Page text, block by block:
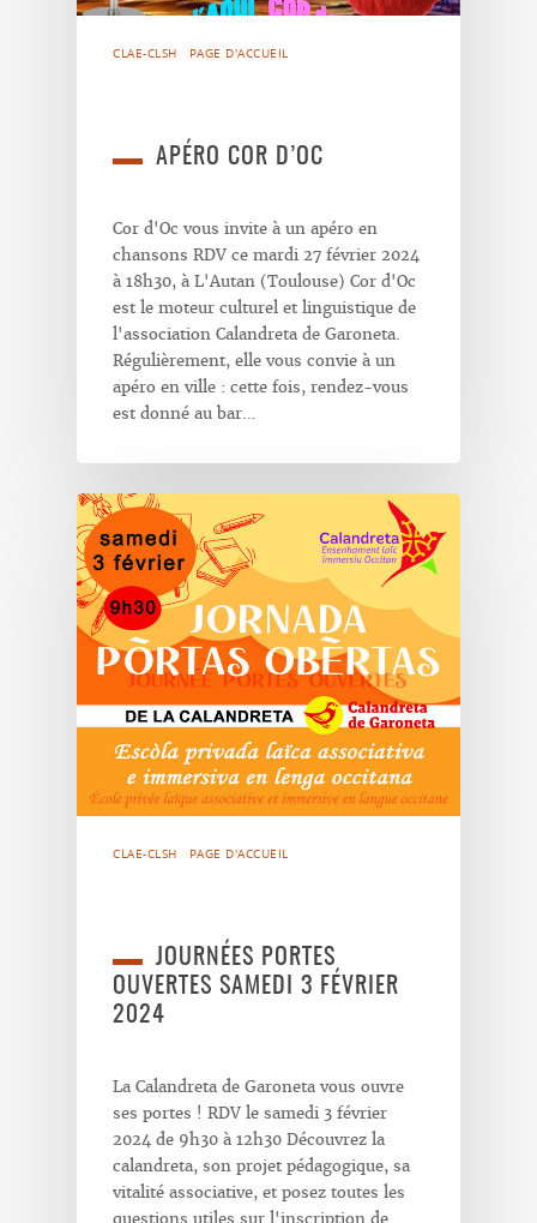
CLAE-CLSH PAGE D'ACCUEIL
APÉRO COR D’OC
Cor d'Oc vous invite à un apéro en
chansons RDV ce mardi 27 février 2024
à 18h30, à L'Autan (Toulouse) Cor d'Oc
est le moteur culturel et linguistique de
l'association Calandreta de Garoneta.
Régulièrement, elle vous convie à un
apéro en ville : cette fois, rendez-vous
est donné au bar…
CLAE-CLSH PAGE D'ACCUEIL
JOURNÉES PORTES
OUVERTES SAMEDI 3 FÉVRIER
2024
La Calandreta de Garoneta vous ouvre
ses portes ! RDV le samedi 3 février
2024 de 9h30 à 12h30 Découvrez la
calandreta, son projet pédagogique, sa
vitalité associative, et posez toutes les